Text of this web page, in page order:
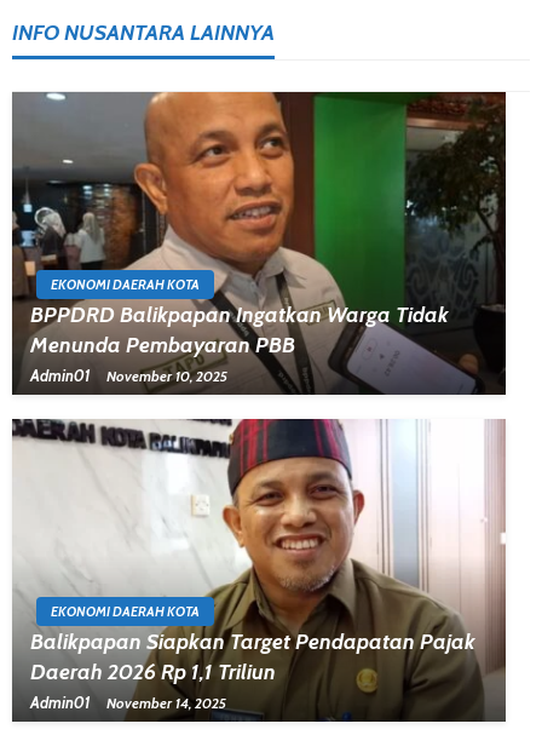
INFO NUSANTARA LAINNYA
EKONOMI DAERAH KOTA
BPPDRD Balikpapan Ingatkan Warga Tidak
Menunda Pembayaran PBB
Admin01 November 10, 2025
EKONOMI DAERAH KOTA
Balikpapan Siapkan Target Pendapatan Pajak
Daerah 2026 Rp 1,1 Triliun
Admin01 November 14, 2025